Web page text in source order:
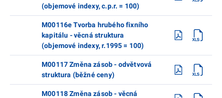
(objemové indexy, c.p.r. = 100)
M00116e Tvorba hrubého fixního
kapitálu - věcná struktura
(objemové indexy, r.1995 = 100)
M00117 Změna zásob - odvětvová
struktura (běžné ceny)
M00118 Změna zásob - věcná